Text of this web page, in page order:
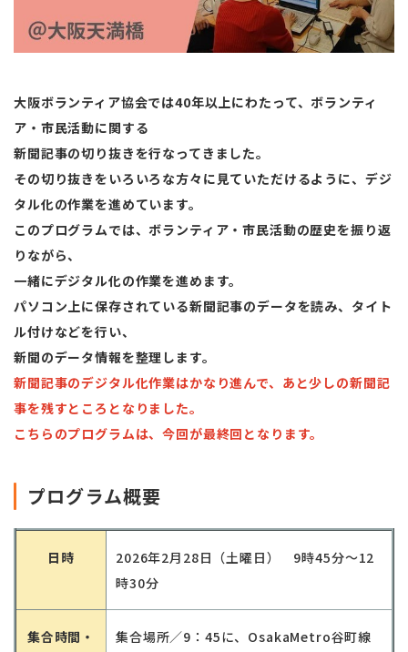
大阪ボランティア協会では40年以上にわたって、ボランティ
ア・市民活動に関する
新聞記事の切り抜きを行なってきました。
その切り抜きをいろいろな方々に見ていただけるように、デジ
タル化の作業を進めています。
このプログラムでは、ボランティア・市民活動の歴史を振り返
りながら、
一緒にデジタル化の作業を進めます。
パソコン上に保存されている新聞記事のデータを読み、タイト
ル付けなどを行い、
新聞のデータ情報を整理します。
新聞記事のデジタル化作業はかなり進んで、あと少しの新聞記
事を残すところとなりました。
こちらのプログラムは、今回が最終回となります。
プログラム概要
日時 2026年2月 28日（土曜日） 9時45分～12
時30分
集合時間・
集合場所／9： 45に、OsakaMetro谷町線